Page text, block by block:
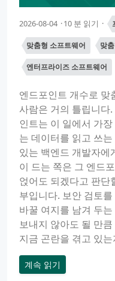
2026-08-04 10 분 읽기
맞춤형 소프트웨어 맞
엔터프라이즈 소프트웨어
엔드포인트 개수로 맞
사람은 거의 틀립니다
인트는 이 일에서 가
는 데이터를 읽고 쓰
있는 백엔드 개발자에
이 드는 쪽은 그 엔드
얹어도 되겠다고 판단
부입니다. 보안 검토
바꿀 여지를 남겨 두
보내지 않아도 될 만
지금 곤란을 겪고 있는
계속 읽기